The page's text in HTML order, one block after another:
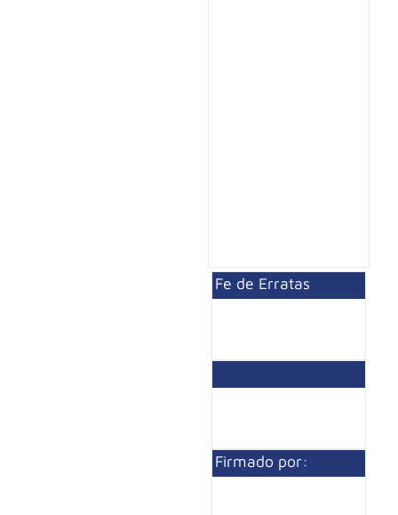
Fe de Erratas
Firmado por: